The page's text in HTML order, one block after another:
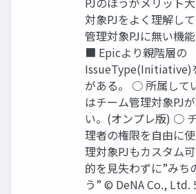
対象PJをよく理解し
管理対象PJに無い機能
■ Epicより親階層の
IssueType(Initiative)
がある。 ○ 所属して
はチーム管理対象PJ
い。(オンプレ版) ○
理者の権限を自由に
理対象PJもカスタム
的を見失わずに”みち
う” © DeNA Co., Ltd.